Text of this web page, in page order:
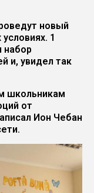
новый
1
набор
и, увидел так
школьникам
от
Ион Чебан